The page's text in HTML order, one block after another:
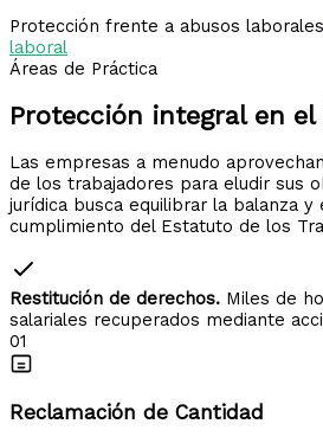
Protección frente a abusos
laboral
Áreas de Práctica
Protección integral en el
Las empresas a menudo
de los trabajadores para eludir sus
jurídica busca equilibrar la balanza y
cumplimiento del Estatuto de los
Restitución de derechos. Miles de
salariales recuperados mediante
01
Reclamación de Cantidad